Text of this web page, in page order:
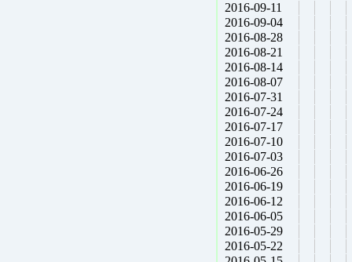
2016-09-11
2016-09-04
2016-08-28
2016-08-21
2016-08-14
2016-08-07
2016-07-31
2016-07-24
2016-07-17
2016-07-10
2016-07-03
2016-06-26
2016-06-19
2016-06-12
2016-06-05
2016-05-29
2016-05-22